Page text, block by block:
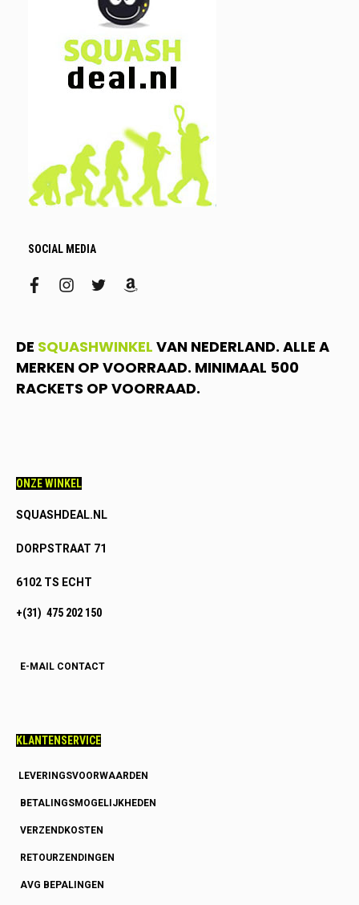
SOCIAL MEDIA
facebookinstagram
twitteramazon
DE SQUASHWINKEL VAN NEDERLAND. ALLE A
MERKEN OP VOORRAAD. MINIMAAL 500
RACKETS OP VOORRAAD.
ONZE WINKEL
SQUASHDEAL.NL
DORPSTRAAT 71
6102 TS ECHT
+(31) 475 202 150
E-MAIL CONTACT
KLANTENSERVICE
LEVERINGSVOORWAARDEN
BETALINGSMOGELIJKHEDEN
VERZENDKOSTEN
RETOURZENDINGEN
AVG BEPALINGEN